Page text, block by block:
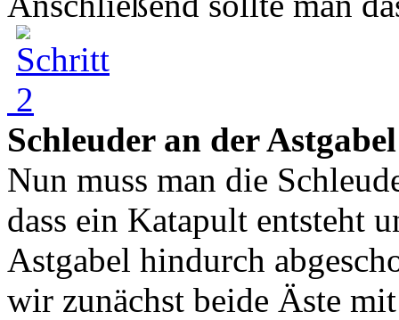
Schleuder an der
Nun muss man die
dass ein Katapult entsteht
Astgabel hindurch
wir zunächst beide Äste